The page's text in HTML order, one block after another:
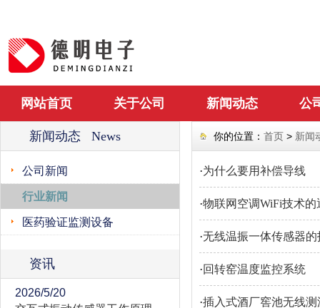
网站首页 关于公司 新闻动态 公
新闻动态 News
公司新闻
行业新闻
医药验证监测设备
资讯
2026/5/20
你的位置： 首页 > 新闻
·为什么要用补偿导线
·物联网空调WiFi技术的
·无线温振一体传感器的
·回转窑温度监控系统
·插入式酒厂窖池无线测